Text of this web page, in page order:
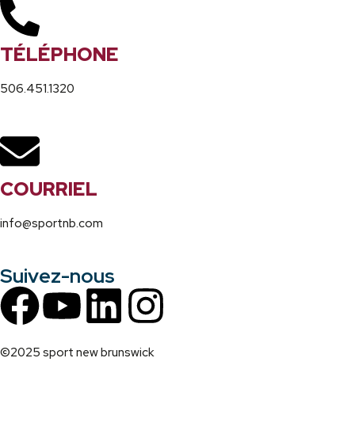
TÉLÉPHONE
506.451.1320
COURRIEL
info@sportnb.com
Suivez-nous
©2025 sport new brunswick